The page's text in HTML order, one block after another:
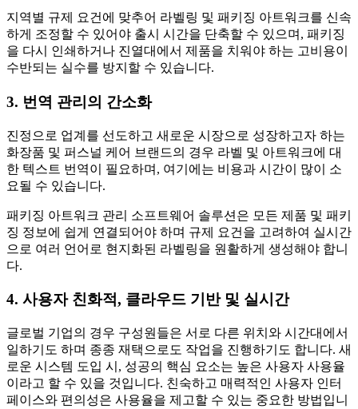
지역별 규제 요건에 맞추어 라벨링 및 패키징 아트워크를 신속
하게 조정할 수 있어야 출시 시간을 단축할 수 있으며, 패키징
을 다시 인쇄하거나 진열대에서 제품을 치워야 하는 고비용이
수반되는 실수를 방지할 수 있습니다.
3. 번역 관리의 간소화
진정으로 업계를 선도하고 새로운 시장으로 성장하고자 하는
화장품 및 퍼스널 케어 브랜드의 경우 라벨 및 아트워크에 대
한 텍스트 번역이 필요하며, 여기에는 비용과 시간이 많이 소
요될 수 있습니다.
패키징 아트워크 관리 소프트웨어 솔루션은 모든 제품 및 패키
징 정보에 쉽게 연결되어야 하며 규제 요건을 고려하여 실시간
으로 여러 언어로 현지화된 라벨링을 원활하게 생성해야 합니
다.
4. 사용자 친화적, 클라우드 기반 및 실시간
글로벌 기업의 경우 구성원들은 서로 다른 위치와 시간대에서
일하기도 하며 종종 재택으로도 작업을 진행하기도 합니다. 새
로운 시스템 도입 시, 성공의 핵심 요소는 높은 사용자 사용율
이라고 할 수 있을 것입니다. 친숙하고 매력적인 사용자 인터
페이스와 편의성은 사용율을 제고할 수 있는 중요한 방법입니